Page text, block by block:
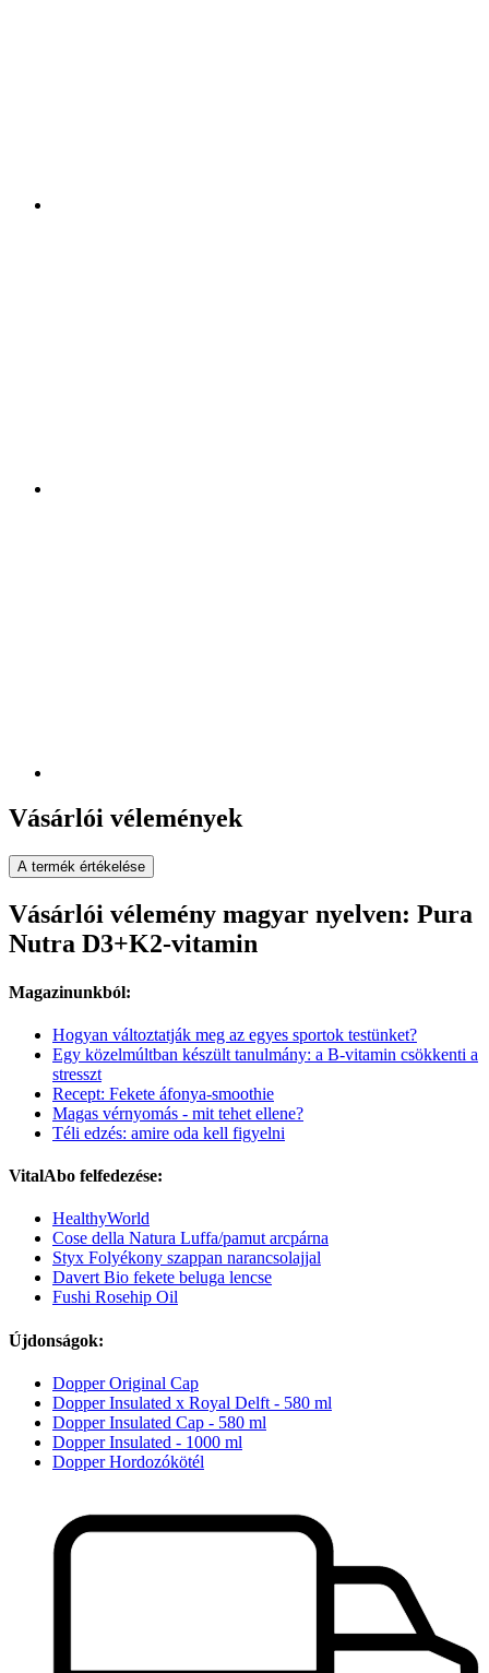
Vásárlói vélemények
A termék értékelése
Vásárlói vélemény magyar nyelven: Pura
Nutra D3+K2-vitamin
Magazinunkból:
Hogyan változtatják meg az egyes sportok testünket?
Egy közelmúltban készült tanulmány: a B-vitamin csökkenti a
stresszt
Recept: Fekete áfonya-smoothie
Magas vérnyomás - mit tehet ellene?
Téli edzés: amire oda kell figyelni
VitalAbo felfedezése:
HealthyWorld
Cose della Natura Luffa/pamut arcpárna
Styx Folyékony szappan narancsolajjal
Davert Bio fekete beluga lencse
Fushi Rosehip Oil
Újdonságok:
Dopper Original Cap
Dopper Insulated x Royal Delft - 580 ml
Dopper Insulated Cap - 580 ml
Dopper Insulated - 1000 ml
Dopper Hordozókötél